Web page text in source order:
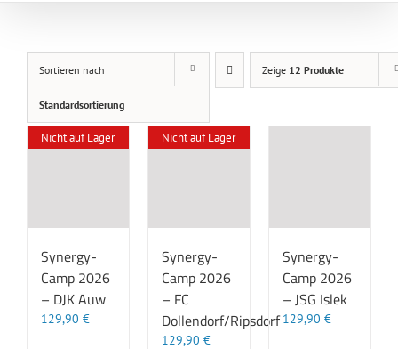
Sortieren nach
Standardsortierung
Zeige 12 Produkte
Nicht auf Lager
Synergy-
Camp 2026
– DJK Auw
129,90 €
Nicht auf Lager
Synergy-
Camp 2026
– FC
Dollendorf/Ripsdorf
129,90 €
Synergy-
Camp 2026
– JSG Islek
129,90 €